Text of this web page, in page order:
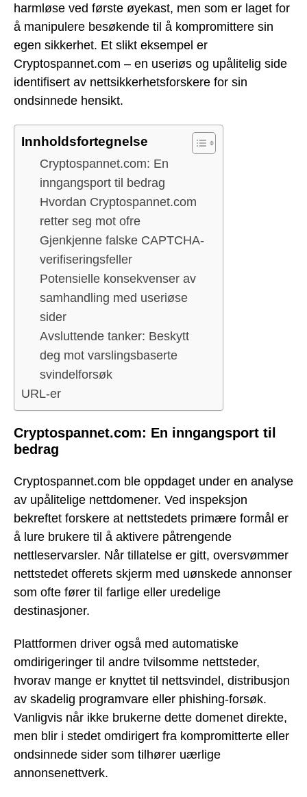
harmløse ved første øyekast, men som er laget for
å manipulere besøkende til å kompromittere sin
egen sikkerhet. Et slikt eksempel er
Cryptospannet.com – en useriøs og upålitelig side
identifisert av nettsikkerhetsforskere for sin
ondsinnede hensikt.
Innholdsfortegnelse
Cryptospannet.com: En
inngangsport til bedrag
Hvordan Cryptospannet.com
retter seg mot ofre
Gjenkjenne falske CAPTCHA-
verifiseringsfeller
Potensielle konsekvenser av
samhandling med useriøse
sider
Avsluttende tanker: Beskytt
deg mot varslingsbaserte
svindelforsøk
URL-er
Cryptospannet.com: En inngangsport til
bedrag
Cryptospannet.com ble oppdaget under en analyse
av upålitelige nettdomener. Ved inspeksjon
bekreftet forskere at nettstedets primære formål er
å lure brukere til å aktivere påtrengende
nettleservarsler. Når tillatelse er gitt, oversvømmer
nettstedet offerets skjerm med uønskede annonser
som ofte fører til farlige eller uredelige
destinasjoner.
Plattformen driver også med automatiske
omdirigeringer til andre tvilsomme nettsteder,
hvorav mange er knyttet til nettsvindel, distribusjon
av skadelig programvare eller phishing-forsøk.
Vanligvis når ikke brukerne dette domenet direkte,
men blir i stedet omdirigert fra kompromitterte eller
ondsinnede sider som tilhører uærlige
annonsenettverk.